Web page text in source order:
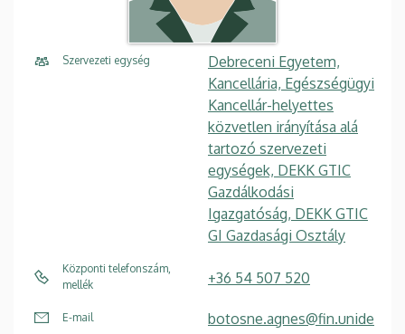
Szervezeti egység
Debreceni Egyetem,
Kancellária, Egészségügyi
Kancellár-helyettes
közvetlen irányítása alá
tartozó szervezeti
egységek, DEKK GTIC
Gazdálkodási
Igazgatóság, DEKK GTIC
GI Gazdasági Osztály
Központi telefonszám,
mellék
+36 54 507 520
E-mail
botosne.agnes@fin.unide